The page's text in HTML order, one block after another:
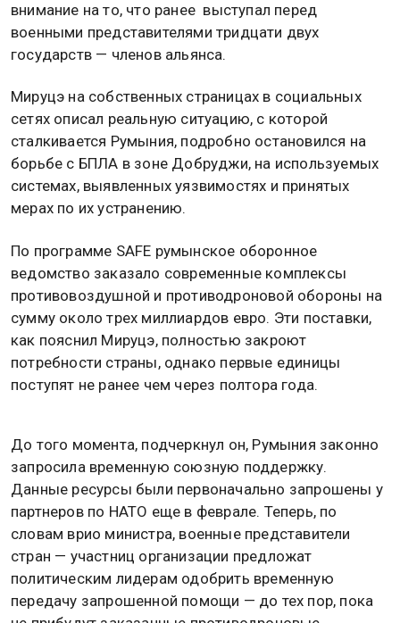
внимание на то, что ранее выступал перед
военными представителями тридцати двух
государств — членов альянса.
Мируцэ на собственных страницах в социальных
сетях описал реальную ситуацию, с которой
сталкивается Румыния, подробно остановился на
борьбе с БПЛА в зоне Добруджи, на используемых
системах, выявленных уязвимостях и принятых
мерах по их устранению.
По программе SAFE румынское оборонное
ведомство заказало современные комплексы
противовоздушной и противодроновой обороны на
сумму около трех миллиардов евро. Эти поставки,
как пояснил Мируцэ, полностью закроют
потребности страны, однако первые единицы
поступят не ранее чем через полтора года.
До того момента, подчеркнул он, Румыния законно
запросила временную союзную поддержку.
Данные ресурсы были первоначально запрошены у
партнеров по НАТО еще в феврале. Теперь, по
словам врио министра, военные представители
стран — участниц организации предложат
политическим лидерам одобрить временную
передачу запрошенной помощи — до тех пор, пока